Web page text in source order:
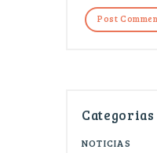
Categorias
NOTICIAS